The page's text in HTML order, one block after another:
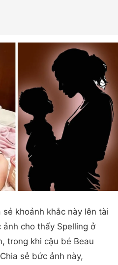
khoảnh khắc này lên tài
cho thấy Spelling ở
trong khi cậu bé Beau
sẻ bức ảnh này,